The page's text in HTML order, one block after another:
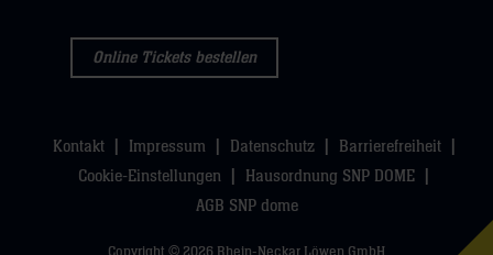
Online Tickets bestellen
Kontakt Impressum Datenschutz
Barrierefreiheit
Cookie-Einstellungen
Hausordnung SNP DOME
AGB SNP dome
Copyright © 2026 Rhein-Neckar Löwen GmbH